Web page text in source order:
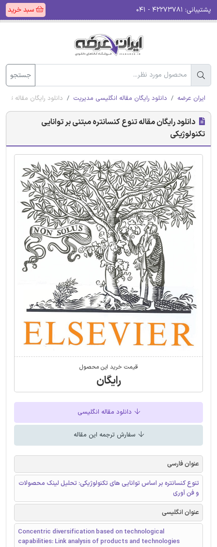
پشتیبانی: سبد خرید
جستجو
ایران عرضه دانلود رایگان مقاله انگلیسی مدیریت دانلود رایگان مقاله
دانلود رایگان مقاله تنوع کنسانتره مبتنی بر توانایی
تکنولوژیکی
قیمت خرید این محصول
رایگان
دانلود مقاله انگلیسی
سفارش ترجمه این مقاله
عنوان فارسی
تنوع کنسانتره بر اساس توانایی های تکنولوژیکی: تحلیل لینک محصولات
و فن آوری
عنوان انگلیسی
Concentric diversification based on technological
capabilities: Link analysis of products and technologies